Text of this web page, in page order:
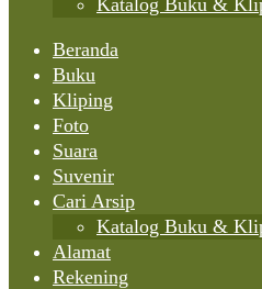
Katalog Buku &
Beranda
Buku
Kliping
Foto
Suara
Suvenir
Cari Arsip
Katalog Buku &
Alamat
Rekening